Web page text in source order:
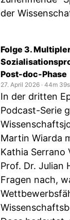
der
Folge 3.
Post-doc-Phase
27. April 2026 ‧ 44m 39s
In der dritten
Podcast-Serie
Martin Wiarda
Kathia Serrano
Prof. Dr. Julian
Fragen nach,